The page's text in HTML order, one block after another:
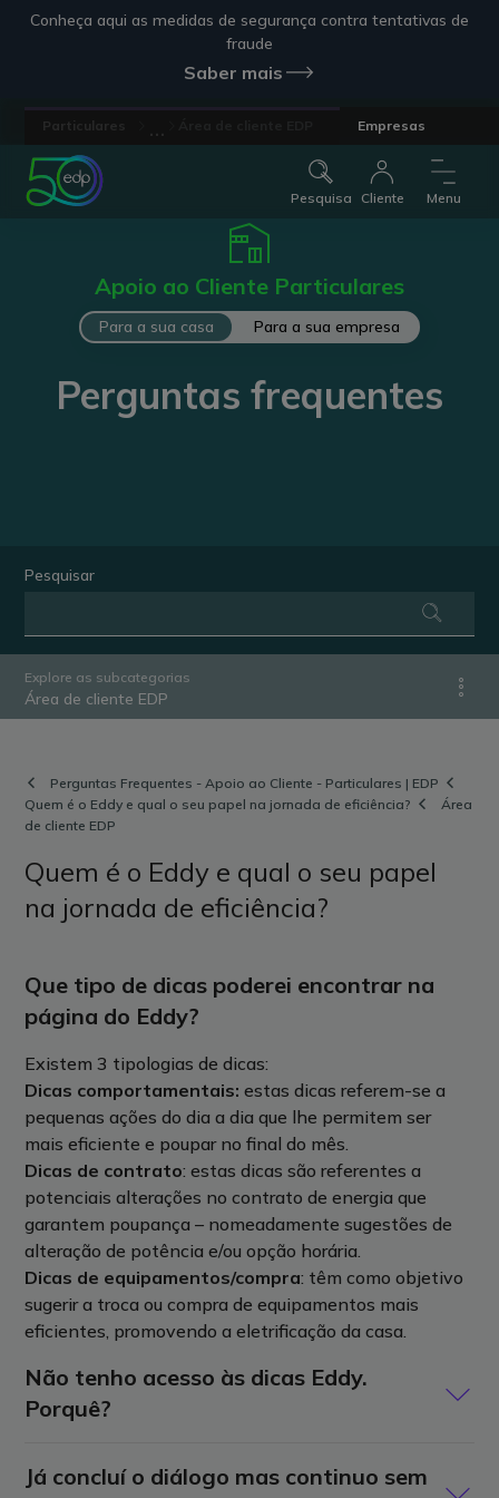
Conheça aqui as medidas de segurança contra tentativas de
fraude
Saber mais
Empresas
Pesquisa Cliente Menu
Apoio ao Cliente Particulares
Para a sua casa Para a sua empresa
Perguntas frequentes
Pesquisar
Explore as subcategorias
Área de cliente EDP
Perguntas Frequentes - Apoio ao Cliente - Particulares | EDP
Quem é o Eddy e qual o seu papel na jornada de eficiência?
Área
de cliente EDP
Quem é o Eddy e qual o seu papel
na jornada de eficiência?
Que tipo de dicas poderei encontrar na
página do Eddy?
Existem 3 tipologias de dicas:
Dicas comportamentais: estas dicas referem-se a
pequenas ações do dia a dia que lhe permitem ser
mais eficiente e poupar no final do mês.
Dicas de contrato: estas dicas são referentes a
potenciais alterações no contrato de energia que
garantem poupança – nomeadamente sugestões de
alteração de potência e/ou opção horária.
Dicas de equipamentos/compra: têm como objetivo
sugerir a troca ou compra de equipamentos mais
eficientes, promovendo a eletrificação da casa.
Não tenho acesso às dicas Eddy.
Porquê?
As dicas personalizadas do Eddy só estão disponíveis
Já concluí o diálogo mas continuo sem